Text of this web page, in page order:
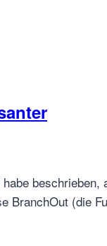
BranchOut (die